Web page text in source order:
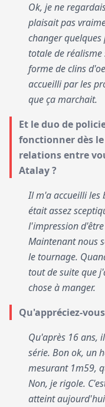
Ok, je ne
plaisait pas
changer
totale de réalisme
forme de clins
accueilli par les
que ça marchait.
Et le duo de
fonctionner dès
relations entre
Atalay ?
Il m'a accueilli les
était assez
l'impression
Maintenant nous
le tournage.
tout de suite que
chose à manger.
Qu'appréciez-
Qu'après 16 ans,
série. Bon ok, un
mesurant 1m59,
Non, je rigole.
atteint